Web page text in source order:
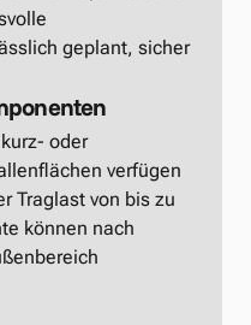
geplant, sicher
oder
verfügen
Traglast von bis zu
können nach